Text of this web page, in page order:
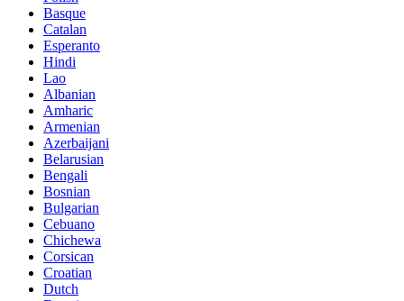
Basque
Catalan
Esperanto
Hindi
Lao
Albanian
Amharic
Armenian
Azerbaijani
Belarusian
Bengali
Bosnian
Bulgarian
Cebuano
Chichewa
Corsican
Croatian
Dutch